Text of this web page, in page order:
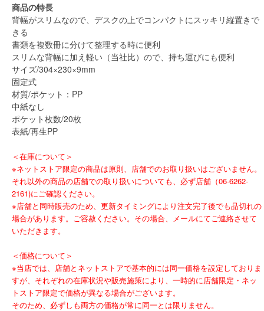
商品の特長
背幅がスリムなので、デスクの上でコンパクトにスッキリ縦置きで
きる
書類を複数冊に分けて整理する時に便利
スリムな背幅に加え軽い（当社比）ので、持ち運びにも便利
サイズ/304×230×9mm
固定式
材質/ポケット：PP
中紙なし
ポケット枚数/20枚
表紙/再生PP
＜在庫について＞
※ネットストア限定の商品は原則、店舗でのお取り扱いはございません。
それ以外の商品の店舗での取り扱いについても、必ず店舗（06-6262-
2161)にご確認ください。
※店舗と同時販売のため、更新タイミングにより注文完了後でも品切れの
場合があります。ご容赦ください。その場合、メールにてご連絡させて
いただきます。
＜価格について＞
※当店では、店舗とネットストアで基本的には同一価格を設定しておりま
すが、それぞれの在庫状況や販売施策により、一時的に店舗限定・ネッ
トストア限定で価格が異なる場合がございます。
そのため、必ずしも両方の価格が常に同一とは限りません。